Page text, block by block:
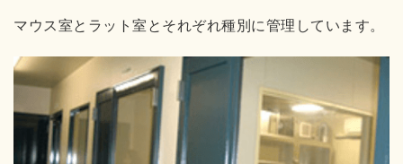
マウス室とラット室とそれぞれ種別に管理しています。